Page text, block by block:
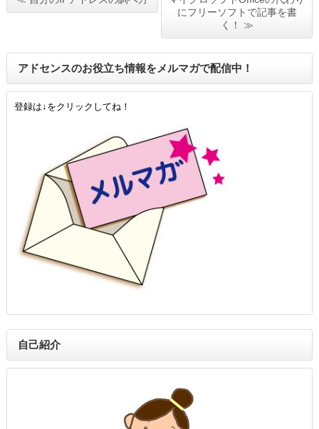
にフリーソフトで記事を書
く！ ≫
アドセンスのお役立ち情報をメルマガで配信中！
登録は↓をクリックしてね！
自己紹介